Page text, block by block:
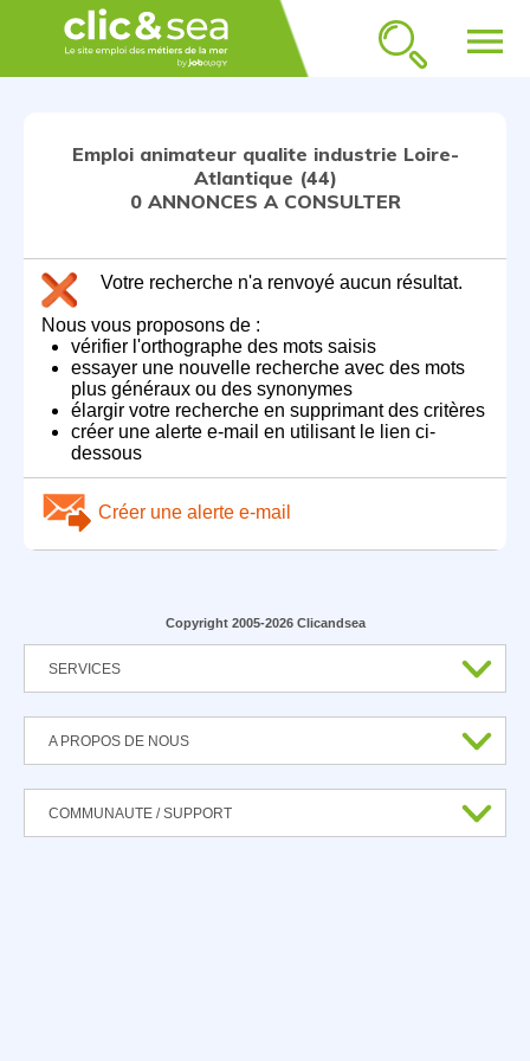
menu
Emploi animateur qualite industrie Loire-
Atlantique (44)
0 ANNONCES A CONSULTER
Votre recherche n'a renvoyé aucun résultat.
Nous vous proposons de :
vérifier l'orthographe des mots saisis
essayer une nouvelle recherche avec des mots
plus généraux ou des synonymes
élargir votre recherche en supprimant des critères
créer une alerte e-mail en utilisant le lien ci-
dessous
Créer une alerte e-mail
Copyright 2005-2026 Clicandsea
SERVICES
A PROPOS DE NOUS
COMMUNAUTE / SUPPORT